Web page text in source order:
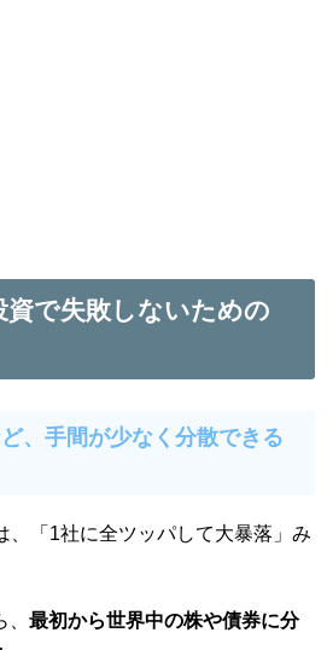
で失敗しないための
、手間が少なく分散できる
、「1社に全ツッパして大暴落」み
最初から世界中の株や債券に分